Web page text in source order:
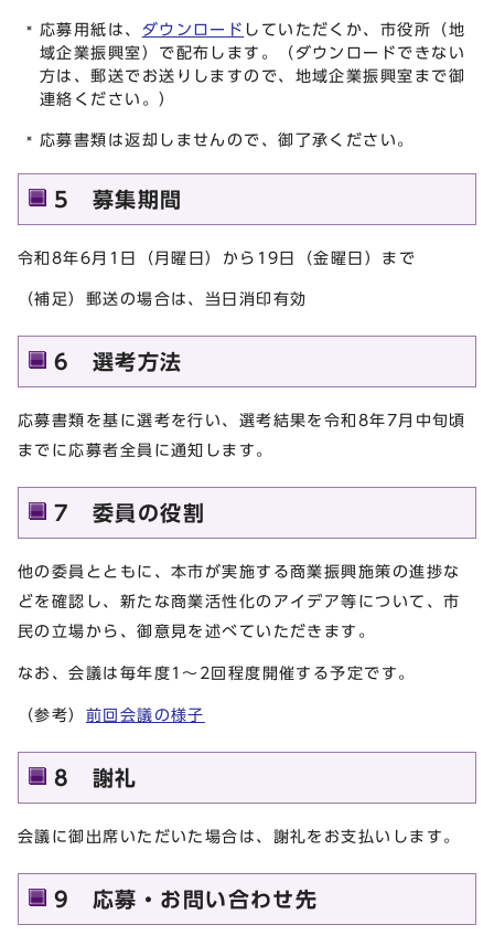
応募用紙は、 ダウンロード していただくか、市役所（地
域企業振興室）で配布します。（ダウンロードできない
方は、郵送でお送りしますので、地域企業振興室まで御
連絡ください。）
応募書類は返却しませんので、御了承ください。
5 募集期間
令和8年6月1日（月曜日）から19日（金曜日）まで
（補足）郵送の場合は、当日消印有効
6 選考方法
応募書類を基に選考を行い、選考結果を令和8年7月中旬頃
までに応募者全員に通知します。
7 委員の役割
他の委員とともに、本市が実施する商業振興施策の進捗な
どを確認し、新たな商業活性化のアイデア等について、市
民の立場から、御意見を述べていただきます。
なお、会議は毎年度1～2回程度開催する予定です。
（参考） 前回会議の様子
8 謝礼
会議に御出席いただいた場合は、謝礼をお支払いします。
9 応募・お問い合わせ先